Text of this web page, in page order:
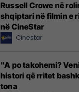
Russell Crowe në
shqiptari në filmin e
në CineStar
Cinestar
"A po takohemi?
histori që rritet
tona